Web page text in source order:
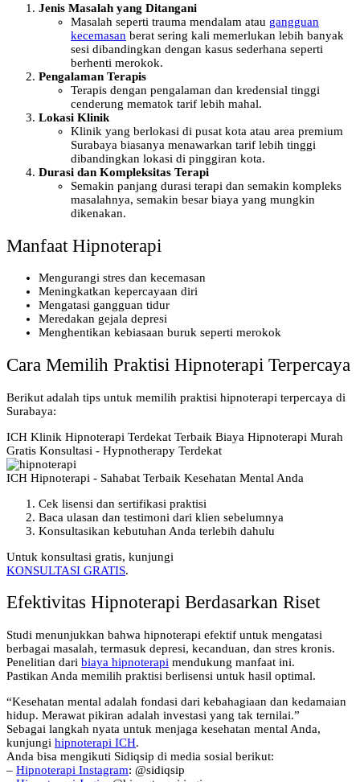
Jenis Masalah yang Ditangani
Masalah seperti trauma mendalam atau gangguan
kecemasan berat sering kali memerlukan lebih banyak
sesi dibandingkan dengan kasus sederhana seperti
berhenti merokok.
Pengalaman Terapis
Terapis dengan pengalaman dan kredensial tinggi
cenderung mematok tarif lebih mahal.
Lokasi Klinik
Klinik yang berlokasi di pusat kota atau area premium
Surabaya biasanya menawarkan tarif lebih tinggi
dibandingkan lokasi di pinggiran kota.
Durasi dan Kompleksitas Terapi
Semakin panjang durasi terapi dan semakin kompleks
masalahnya, semakin besar biaya yang mungkin
dikenakan.
Manfaat Hipnoterapi
Mengurangi stres dan kecemasan
Meningkatkan kepercayaan diri
Mengatasi gangguan tidur
Meredakan gejala depresi
Menghentikan kebiasaan buruk seperti merokok
Cara Memilih Praktisi Hipnoterapi Terpercaya
Berikut adalah tips untuk memilih praktisi hipnoterapi terpercaya di
Surabaya:
ICH Klinik Hipnoterapi Terdekat Terbaik Biaya Hipnoterapi Murah
Gratis Konsultasi - Hypnotherapy Terdekat
ICH Hipnoterapi - Sahabat Terbaik Kesehatan Mental Anda
Cek lisensi dan sertifikasi praktisi
Baca ulasan dan testimoni dari klien sebelumnya
Konsultasikan kebutuhan Anda terlebih dahulu
Untuk konsultasi gratis, kunjungi
KONSULTASI GRATIS.
Efektivitas Hipnoterapi Berdasarkan Riset
Studi menunjukkan bahwa hipnoterapi efektif untuk mengatasi
berbagai masalah, termasuk depresi, kecanduan, dan stres kronis.
Penelitian dari biaya hipnoterapi mendukung manfaat ini.
Pastikan Anda memilih praktisi berlisensi untuk hasil optimal.
“Kesehatan mental adalah fondasi dari kebahagiaan dan kedamaian
hidup. Merawat pikiran adalah investasi yang tak ternilai.”
Sebagai langkah nyata untuk menjaga kesehatan mental Anda,
kunjungi hipnoterapi ICH.
Anda bisa mengikuti Sidiqsip di media sosial berikut:
– Hipnoterapi Instagram: @sidiqsip